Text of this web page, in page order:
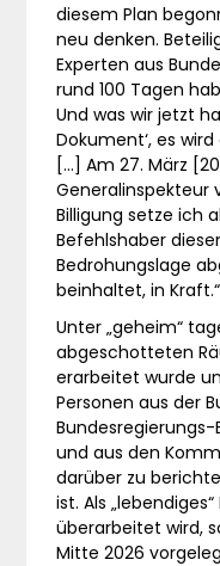
diesem Plan
neu denken.
Experten aus
rund 100 Tagen
Und was wir jetzt
Dokument‘, es
[…] Am 27. März
Generalinspekteur
Billigung setze ich
Befehlshaber
Bedrohungslage
beinhaltet, in
Unter „geheim“
abgeschotteten
erarbeitet wurde
Personen aus der
und aus den
darüber zu
ist. Als
überarbeitet wird,
Mitte 2026